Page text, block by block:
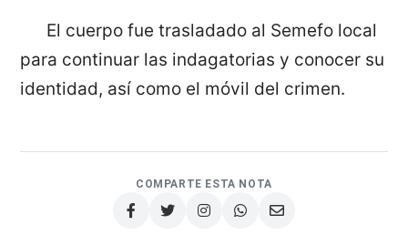
El cuerpo fue trasladado al Semefo local
para continuar las indagatorias y conocer su
identidad, así como el móvil del crimen.
COMPARTE ESTA NOTA